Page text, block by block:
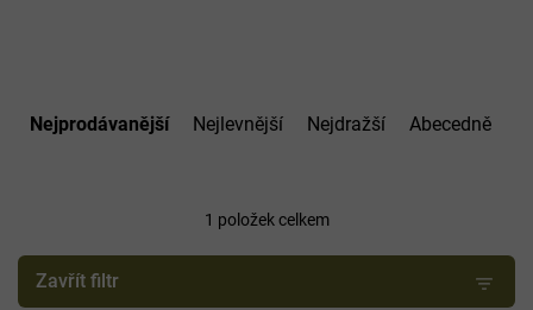
p
o
Nejprodávanější Nejlevnější Nejdražší Abecedně
1 položek celkem
Zavřít filtr